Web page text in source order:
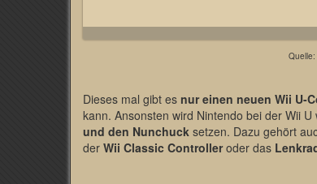
Dieses mal gibt es nur einen neuen Wii U-
kann. Ansonsten wird Nintendo bei der Wii U
und den Nunchuck setzen. Dazu gehört
der Wii Classic Controlleroder das